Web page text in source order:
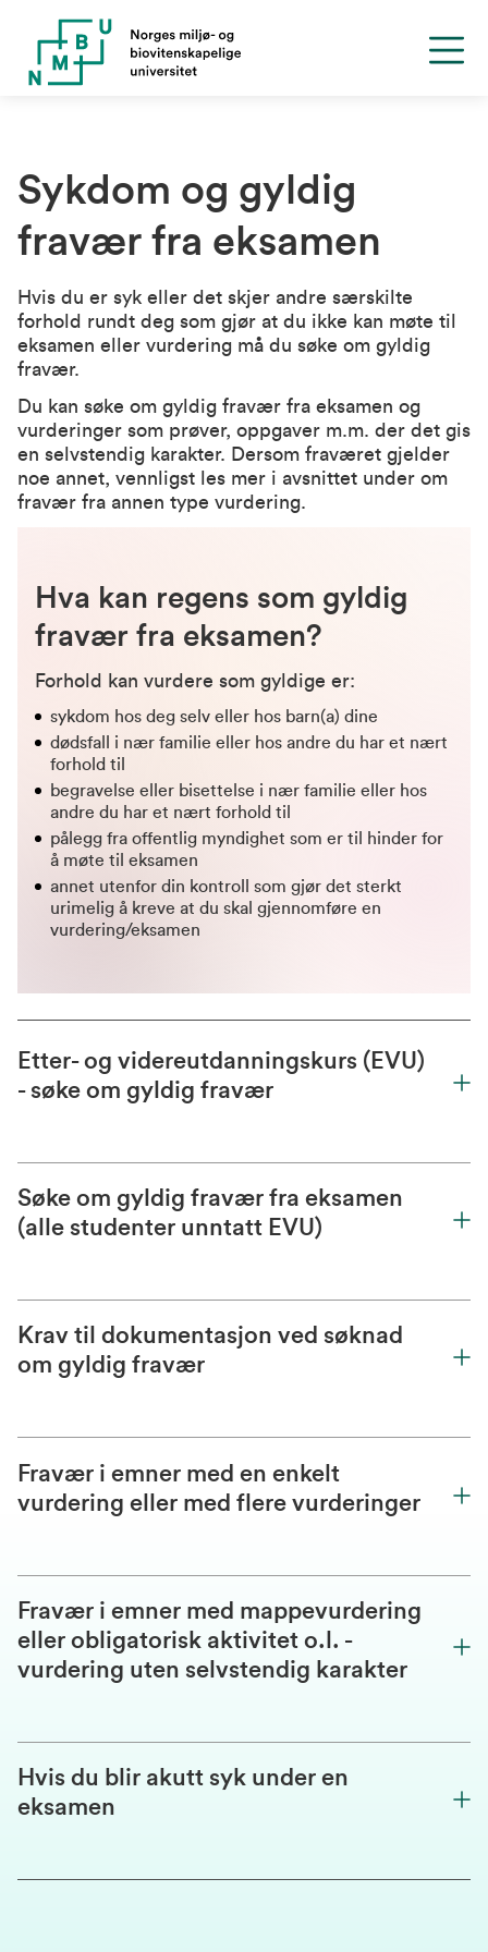
Sykdom og gyldig
fravær fra eksamen
Hvis du er syk eller det skjer andre særskilte
forhold rundt deg som gjør at du ikke kan møte til
eksamen eller vurdering må du søke om gyldig
fravær.
Du kan søke om gyldig fravær fra eksamen og
vurderinger som prøver, oppgaver m.m. der det gis
en selvstendig karakter. Dersom fraværet gjelder
noe annet, vennligst les mer i avsnittet under om
fravær fra annen type vurdering.
Hva kan regens som gyldig
fravær fra eksamen?
Forhold kan vurdere som gyldige er:
sykdom hos deg selv eller hos barn(a) dine
dødsfall i nær familie eller hos andre du har et nært
forhold til
begravelse eller bisettelse i nær familie eller hos
andre du har et nært forhold til
pålegg fra offentlig myndighet som er til hinder for
å møte til eksamen
annet utenfor din kontroll som gjør det sterkt
urimelig å kreve at du skal gjennomføre en
vurdering/eksamen
Etter- og videreutdanningskurs (EVU)
- søke om gyldig fravær
Søke om gyldig fravær fra eksamen
(alle studenter unntatt EVU)
Krav til dokumentasjon ved søknad
om gyldig fravær
Fravær i emner med en enkelt
vurdering eller med flere vurderinger
Fravær i emner med mappevurdering
eller obligatorisk aktivitet o.l. -
vurdering uten selvstendig karakter
Hvis du blir akutt syk under en
eksamen